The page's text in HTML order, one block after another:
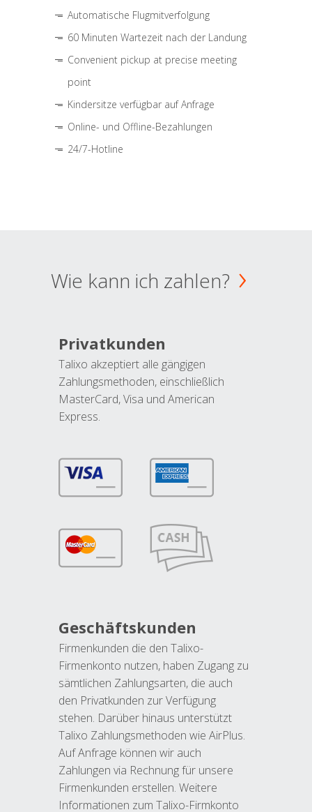
Automatische Flugmitverfolgung
60 Minuten Wartezeit nach der Landung
Convenient pickup at precise meeting
point
Kindersitze verfügbar auf Anfrage
Online- und Offline-Bezahlungen
24/7-Hotline
Wie kann ich zahlen?
Privatkunden
Talixo akzeptiert alle gängigen
Zahlungsmethoden, einschließlich
MasterCard, Visa und American
Express.
Geschäftskunden
Firmenkunden die den Talixo-
Firmenkonto nutzen, haben Zugang zu
sämtlichen Zahlungsarten, die auch
den Privatkunden zur Verfügung
stehen. Darüber hinaus unterstützt
Talixo Zahlungsmethoden wie AirPlus.
Auf Anfrage können wir auch
Zahlungen via Rechnung für unsere
Firmenkunden erstellen. Weitere
Informationen zum Talixo-Firmkonto